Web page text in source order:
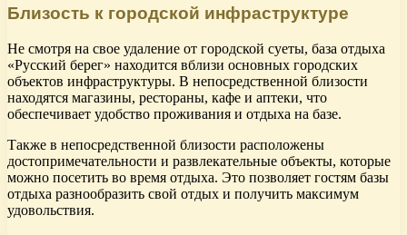
Близость к городской инфраструктуре
Не смотря на свое удаление от городской суеты, база отдыха
«Русский берег» находится вблизи основных городских
объектов инфраструктуры. В непосредственной близости
находятся магазины, рестораны, кафе и аптеки, что
обеспечивает удобство проживания и отдыха на базе.
Также в непосредственной близости расположены
достопримечательности и развлекательные объекты, которые
можно посетить во время отдыха. Это позволяет гостям базы
отдыха разнообразить свой отдых и получить максимум
удовольствия.